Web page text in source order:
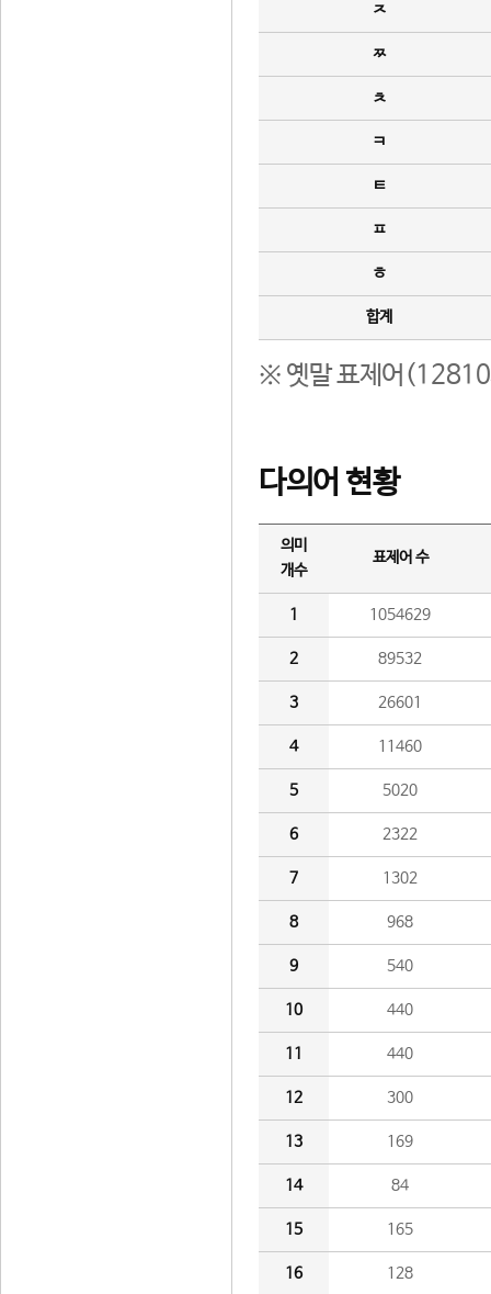
ㅈ
ㅉ
ㅊ
ㅋ
ㅌ
ㅍ
ㅎ
합계
※ 옛말 표제어(12810
다의어 현황
의미
개수
표제어 수
1 1054629
2 89532
3 26601
4 11460
5 5020
6 2322
7 1302
8 968
9 540
10 440
11 440
12 300
13 169
14 84
15 165
16 128